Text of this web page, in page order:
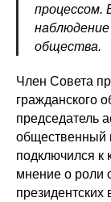
процессом.
общества.
Член Совета
гражданского
председатель
общественный
подключился к
мнение о роли
президентских